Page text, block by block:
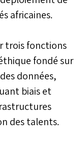
africaines.
trois fonctions
fondé sur
données,
biais et
des talents.